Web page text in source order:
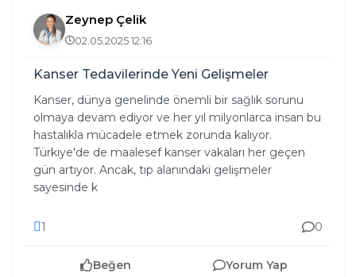
Zeynep Çelik
02.05.2025 12:16
Kanser Tedavilerinde Yeni Gelişmeler
Kanser, dünya genelinde önemli bir sağlık sorunu
olmaya devam ediyor ve her yıl milyonlarca insan bu
hastalıkla mücadele etmek zorunda kalıyor.
Türkiye'de de maalesef kanser vakaları her geçen
gün artıyor. Ancak, tıp alanındaki gelişmeler
sayesinde k
1 0
Beğen Yorum Yap